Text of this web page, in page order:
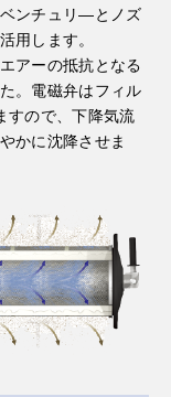
ベンチュリ―とノズ
用します。
アーの抵抗となる
。電磁弁はフィル
すので、下降気流
かに沈降させま